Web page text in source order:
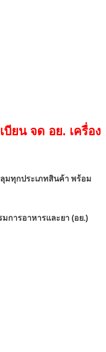
ยน จด อย. เครื่อง
มทุกประเภทสินค้า พร้อม
การอาหารและยา (อย.)